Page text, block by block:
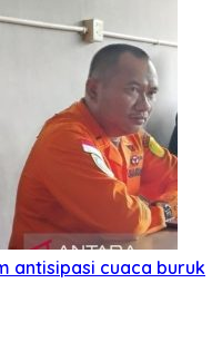
antisipasi cuaca buruk